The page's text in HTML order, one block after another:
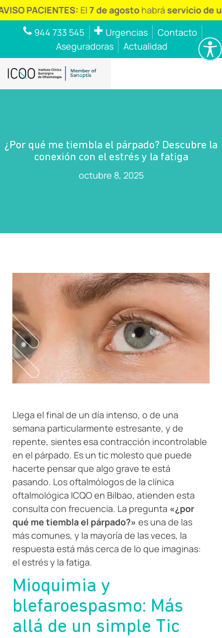
El7 de agostohabráservicio de
944 733 545
Urgencias
Contacto
Aseguradoras
Actualidad
¿Por qué me tiembla el párpado? Descubre la
conexión con el estrés y la fatiga
octubre 8, 2025
Llega el final de un día intenso, o de una
semana particularmente estresante, y de
repente, sientes esa contracción incontrolable
en el párpado. Es un tic molesto que puede
hacerte pensar que algo grave te está
pasando. Los oftalmólogos de la clínica
oftalmológica ICQO en Bilbao, atienden esta
consulta con frecuencia. La pregunta «¿por
qué me tiembla el párpado?» es una de las
más comunes, y la mayoría de las veces, la
respuesta está más cerca de lo que imaginas:
el estrés y la fatiga.
Mioquimia y
blefaroespasmo: Más
allá de un simple Tic